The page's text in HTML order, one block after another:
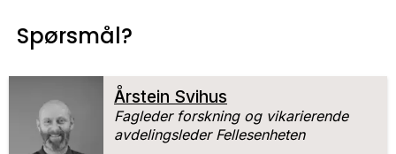
Spørsmål?
Årstein Svihus
Fagleder forskning og vikarierende
avdelingsleder Fellesenheten